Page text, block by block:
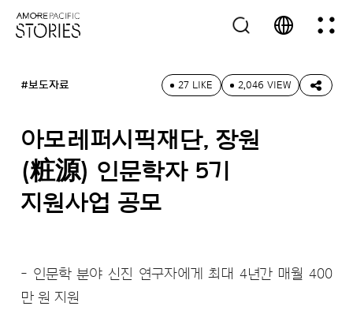
#보도자료 27 LIKE 2,046 VIEW
아모레퍼시픽재단, 장원
(粧源) 인문학자 5기
지원사업 공모
- 인문학 분야 신진 연구자에게 최대 4년간 매월 400
만 원 지원